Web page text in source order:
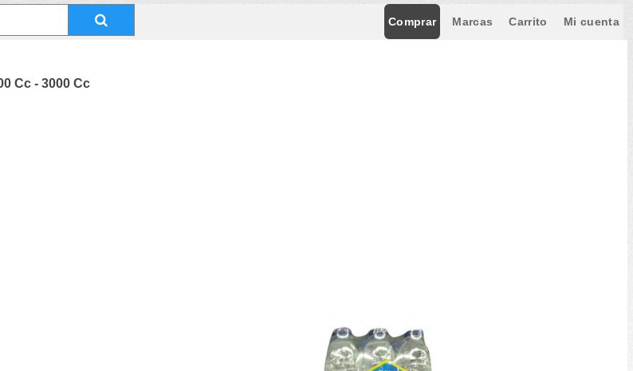
Comprar Marcas Carrito Mi cuenta
Cc - 3000 Cc